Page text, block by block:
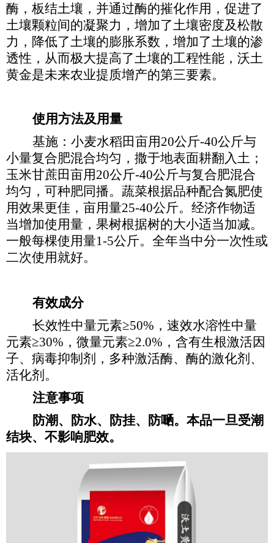
酶，板结土壤，并通过酶的摧化作用，促进了
土壤颗粒间的凝聚力，增加了土壤密度及松散
力，降低了土壤的膨胀系数，增加了土壤的渗
透性，从而极大提高了土壤的工程性能，沃土
黄金是未来农业提质增产的第三要素。
使用方法及用量
基施：小麦水稻田亩用20公斤-40公斤与
小量复合肥混合均匀，撒于地表面耕翻入土；
玉米甘蔗田亩用20公斤-40公斤与复合肥混合
均匀，可种肥同播。蔬菜根据品种配合氮肥使
用效果更佳，亩用量25-40公斤。经济作物适
当增加使用量，果树根据树的大小适当加减。
一般每棵使用量1-5公斤。全年当中分一次性或
二次使用就好。
有效成分
长效性中量元素≥50%，速效水溶性中量
元素≥30%，微量元素≥2.0%，含有生根激活因
子、病毒抑制剂，多种激活酶、酶的激化剂、
活化剂。
注意事项
防潮、防水、防挂、防嗮。本品一旦受潮
结块、不影响肥效。